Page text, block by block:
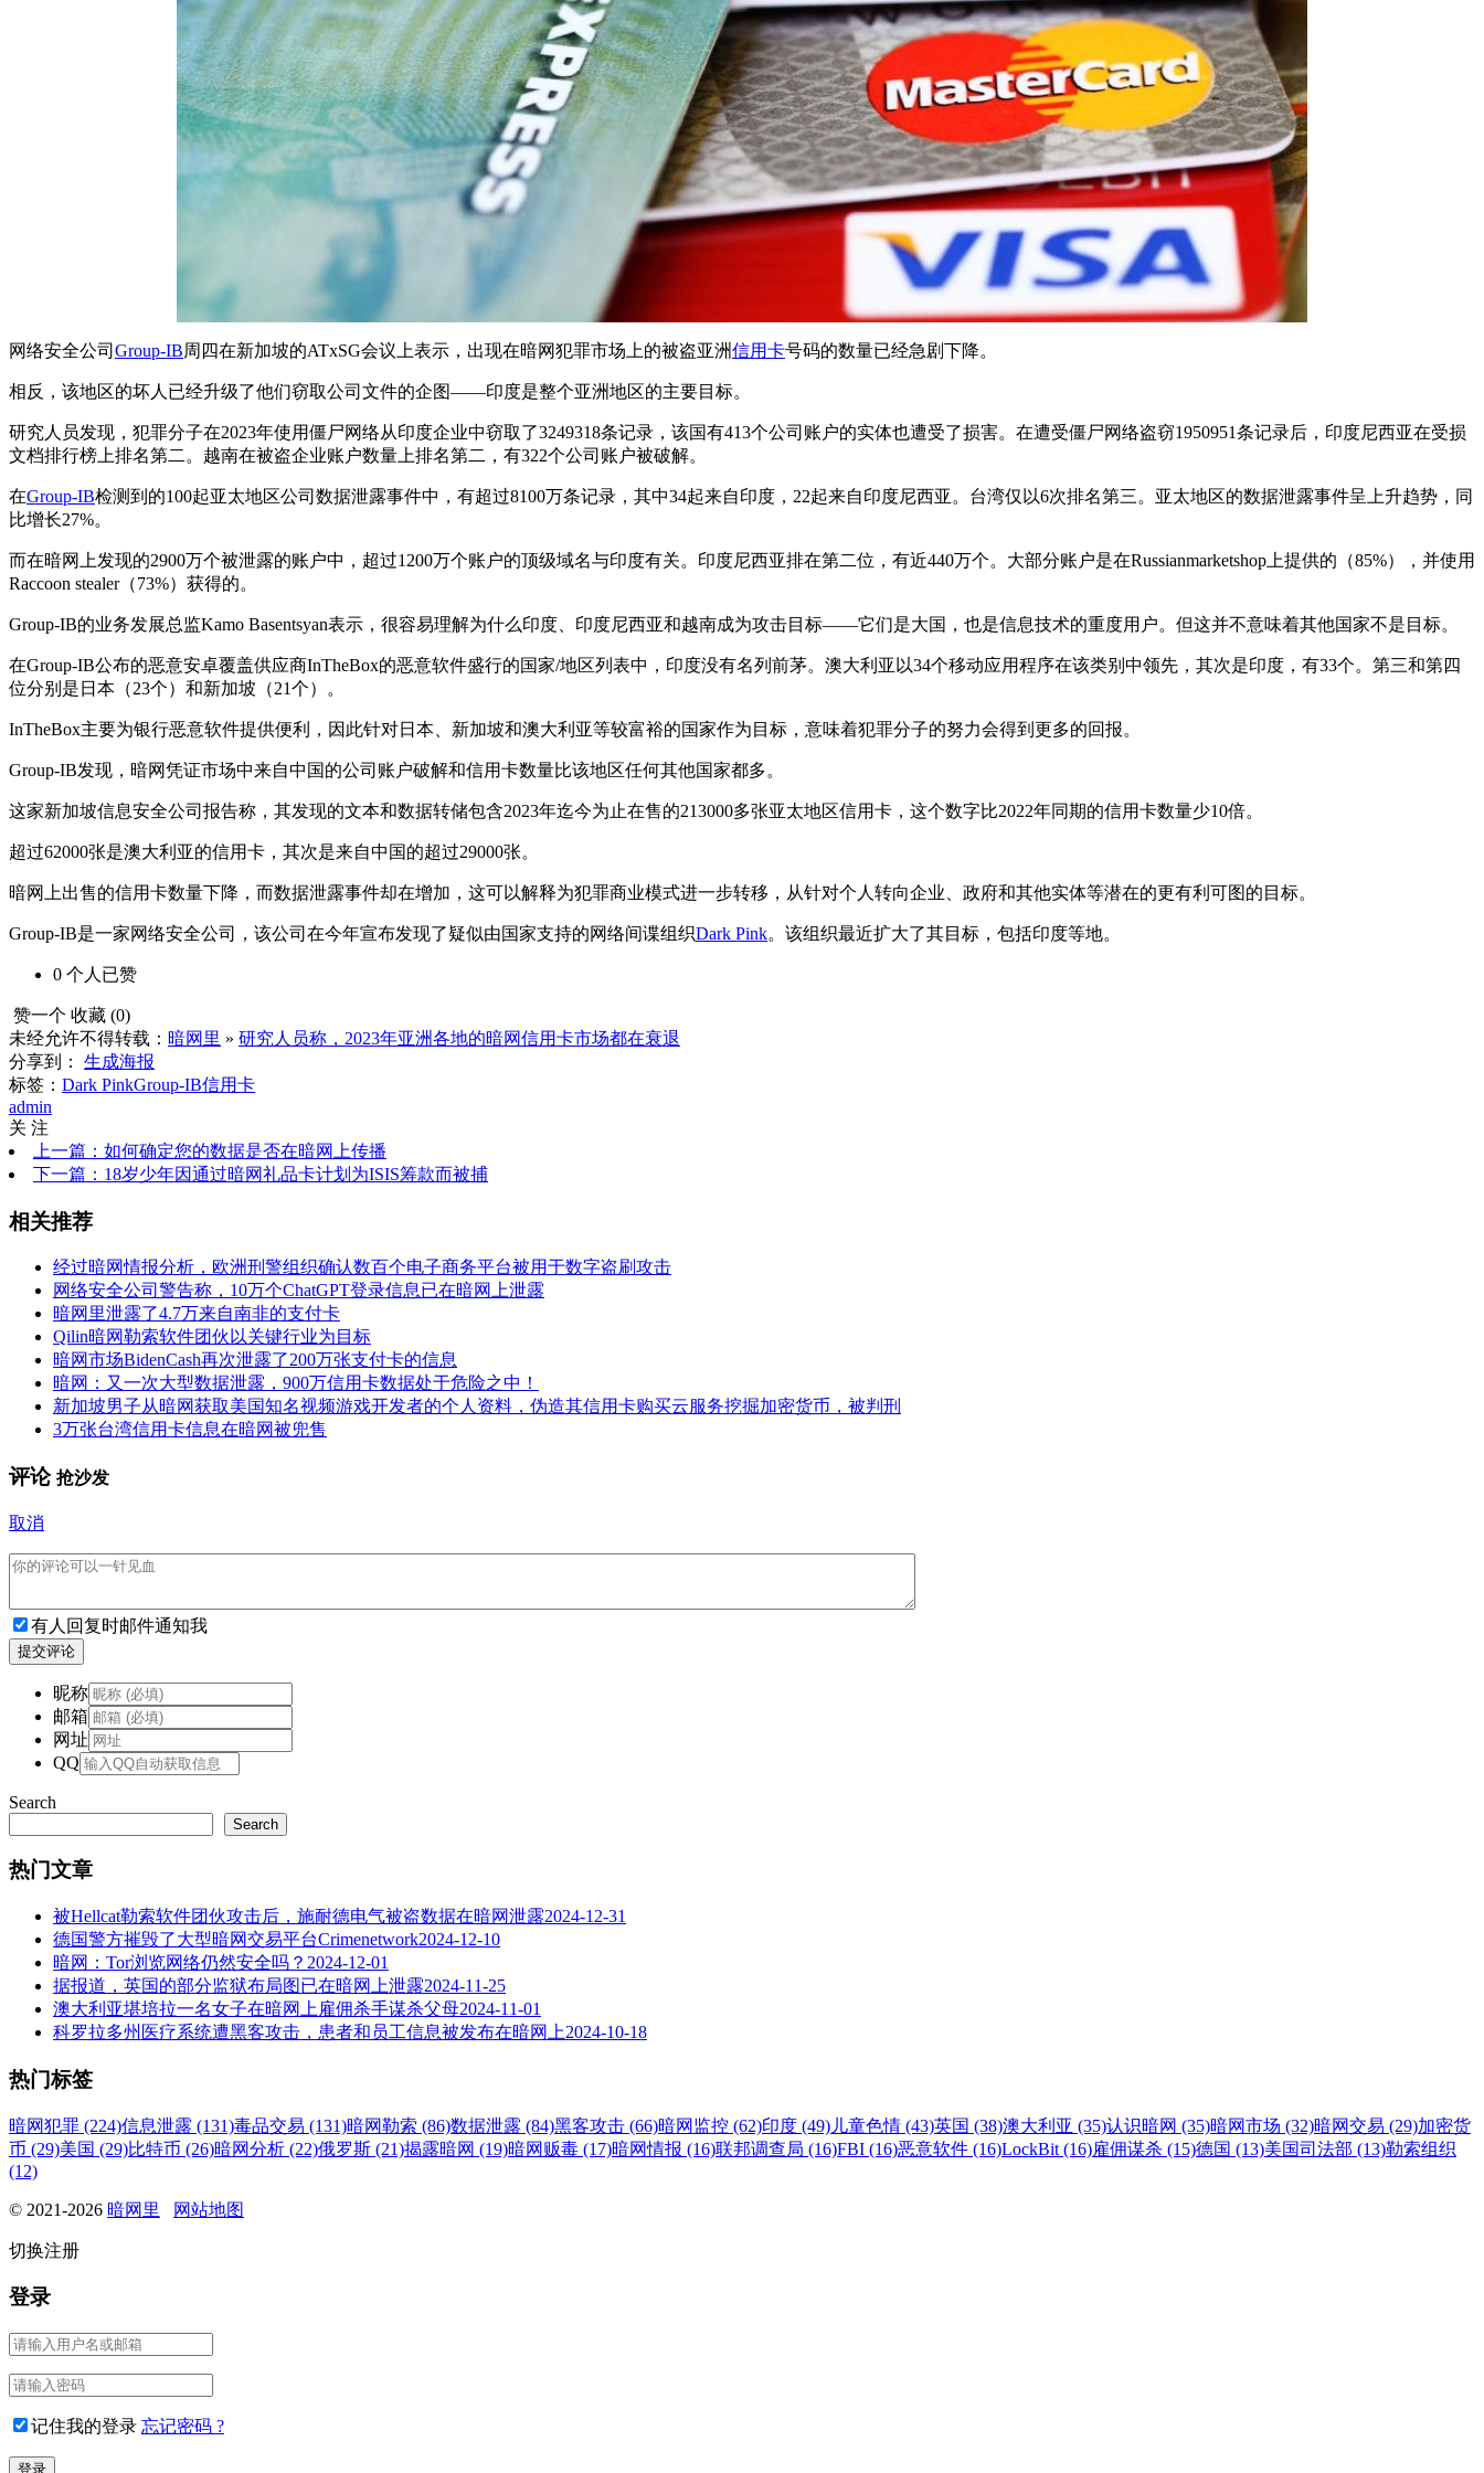
网络安全公司 Group-IB周四在新加坡的ATxSG会议上表示，出现在暗网犯罪市场上的被盗亚洲信用卡号码的数量已经急剧下降。
相反，该地区的坏人已经升级了他们窃取公司文件的企图——印度是整个亚洲地区的主要目标。
研究人员发现，犯罪分子在2023年使用僵尸网络从印度企业中窃取了3249318条记录，该国有413个公司账户的实体也遭受了损害。在遭受僵尸网络盗窃1950951条记录后，印度尼西亚在受损
文档排行榜上排名第二。越南在被盗企业账户数量上排名第二，有322个公司账户被破解。
在Group-IB检测到的100起亚太地区公司数据泄露事件中，有超过8100万条记录，其中34起来自印度，22起来自印度尼西亚。台湾仅以6次排名第三。亚太地区的数据泄露事件呈上升趋势，同
比增长27%。
而在暗网上发现的2900万个被泄露的账户中，超过1200万个账户的顶级域名与印度有关。印度尼西亚排在第二位，有近440万个。大部分账户是在Russianmarketshop上提供的（85%），并使用
Raccoon stealer（73%）获得的。
Group-IB的业务发展总监Kamo Basentsyan表示，很容易理解为什么印度、印度尼西亚和越南成为攻击目标——它们是大国，也是信息技术的重度用户。但这并不意味着其他国家不是目标。
在Group-IB公布的恶意安卓覆盖供应商InTheBox的恶意软件盛行的国家/地区列表中，印度没有名列前茅。澳大利亚以34个移动应用程序在该类别中领先，其次是印度，有33个。第三和第四
位分别是日本（23个）和新加坡（21个）。
InTheBox主要为银行恶意软件提供便利，因此针对日本、新加坡和澳大利亚等较富裕的国家作为目标，意味着犯罪分子的努力会得到更多的回报。
Group-IB发现，暗网凭证市场中来自中国的公司账户破解和信用卡数量比该地区任何其他国家都多。
这家新加坡信息安全公司报告称，其发现的文本和数据转储包含2023年迄今为止在售的213000多张亚太地区信用卡，这个数字比2022年同期的信用卡数量少10倍。
超过62000张是澳大利亚的信用卡，其次是来自中国的超过29000张。
暗网上出售的信用卡数量下降，而数据泄露事件却在增加，这可以解释为犯罪商业模式进一步转移，从针对个人转向企业、政府和其他实体等潜在的更有利可图的目标。
Group-IB是一家网络安全公司，该公司在今年宣布发现了疑似由国家支持的网络间谍组织Dark Pink。该组织最近扩大了其目标，包括印度等地。
0 个人 已赞
赞一个 收藏 (0)
未经允许不得转载： 暗网里 » 研究人员称，2023年亚洲各地的暗网信用卡市场都在衰退
分享到：
生成海报
标签： Dark PinkGroup-IB信用卡
admin
关 注
上一篇：如何确定您的数据是否在暗网上传播
下一篇：18岁少年因通过暗网礼品卡计划为ISIS筹款而被捕
相关推荐
经过暗网情报分析，欧洲刑警组织确认数百个电子商务平台被用于数字盗刷攻击
网络安全公司警告称，10万个ChatGPT登录信息已在暗网上泄露
暗网里泄露了4.7万来自南非的支付卡
Qilin暗网勒索软件团伙以关键行业为目标
暗网市场BidenCash再次泄露了200万张支付卡的信息
暗网：又一次大型数据泄露，900万信用卡数据处于危险之中！
新加坡男子从暗网获取美国知名视频游戏开发者的个人资料，伪造其信用卡购买云服务挖掘加密货币，被判刑
3万张台湾信用卡信息在暗网被兜售
评论 抢沙发
取消
有人回复时邮件通知我
提交评论
昵称
邮箱
网址
QQ
Search
Search
热门文章
被Hellcat勒索软件团伙攻击后，施耐德电气被盗数据在暗网泄露2024-12-31
德国警方摧毁了大型暗网交易平台Crimenetwork2024-12-10
暗网：Tor浏览网络仍然安全吗？ 2024-12-01
据报道，英国的部分监狱布局图已在暗网上泄露2024-11-25
澳大利亚堪培拉一名女子在暗网上雇佣杀手谋杀父母2024-11-01
科罗拉多州医疗系统遭黑客攻击，患者和员工信息被发布在暗网上2024-10-18
热门标签
暗网犯罪 (224)信息泄露 (131)毒品交易 (131)暗网勒索 (86)数据泄露 (84)黑客攻击 (66)暗网监控 (62)印度 (49) 儿童色情 (43)英国 (38)澳大利亚 (35)认识暗网 (35)暗网市场 (32)暗网交易 (29)加密货
币 (29)美国 (29)比特币 (26)暗网分析 (22)俄罗斯 (21)揭露暗网 (19)暗网贩毒 (17)暗网情报 (16)联邦调查局 (16)FBI (16)恶意软件 (16)LockBit (16)雇佣谋杀 (15)德国 (13)美国司法部 (13)勒索组织
(12)
© 2021-2026 暗网里 网站地图
切换注册
登录
记住我的登录 忘记密码 ?